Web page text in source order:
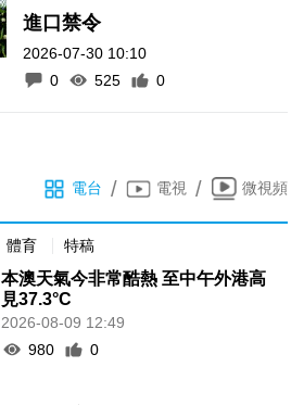
進口禁令
2026-07-30 10:10
0
525 0
電台 / 電視 / 微視頻
體育 特稿
本澳天氣今非常酷熱 至中午外港高
見37.3°C
2026-08-09 12:49
980
0